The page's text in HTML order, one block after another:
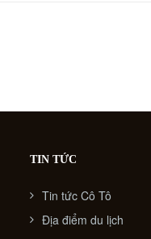
TIN TỨC
Tin tức Cô Tô
Địa điểm du lịch